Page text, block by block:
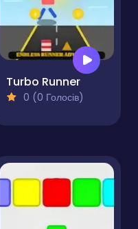
Turbo Runner
0 (0 Голосів)